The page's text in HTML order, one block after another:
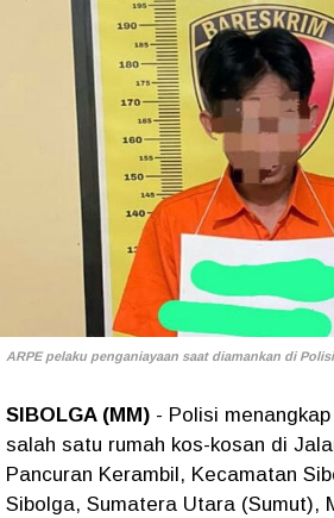
ARPE pelaku penganiayaan saat diamankan di
SIBOLGA (MM) - Polisi
salah satu rumah kos-kosan di
Pancuran Kerambil, Kecamatan
Sibolga, Sumatera Utara (Sumut),